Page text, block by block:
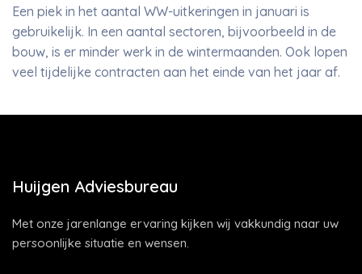
Een piek in het aantal WW-uitkeringen in januari is
gebruikelijk. In een aantal sectoren, bijvoorbeeld in de
bouw, is er minder werk in de wintermaanden. Ook lopen
veel tijdelijke contracten aan het einde van het jaar af.
Huijgen Adviesbureau
Met onze jarenlange ervaring kijken wij vakkundig naar uw
persoonlijke situatie en wensen.